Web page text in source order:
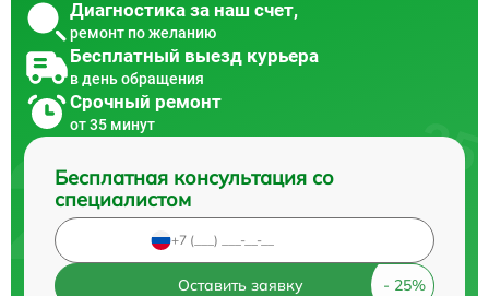
Диагностика за наш счет,
ремонт по желанию
Бесплатный выезд курьера
в день обращения
Срочный ремонт
от 35 минут
Бесплатная консультация со
специалистом
Оставить заявку